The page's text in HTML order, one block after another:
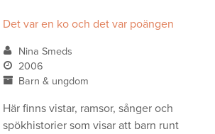
Det var en ko och det var poängen
Nina Smeds
2006
Barn & ungdom
Här finns vistar, ramsor, sånger och
spökhistorier som visar att barn runt